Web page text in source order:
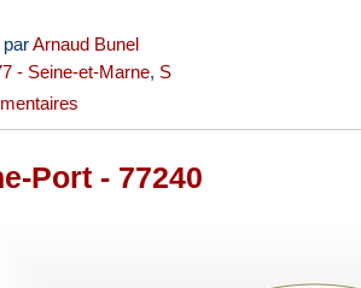
parArnaud Bunel
- Seine-et-Marne, S
Port - 77240